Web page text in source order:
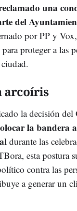
una
del
por PP y
proteger a las
arcoíris
la decisión del
la bandera
durante las
esta postura
contra las
a generar un